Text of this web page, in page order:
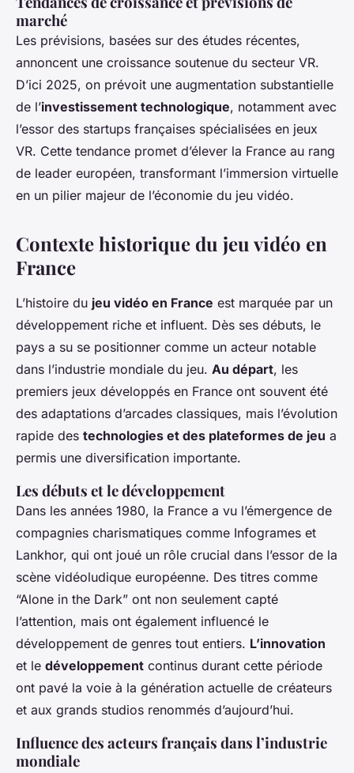
marché
Les prévisions, basées sur des études récentes,
annoncent une croissance soutenue du secteur VR.
D’ici 2025, on prévoit une augmentation substantielle
de l’investissement technologique, notamment avec
l’essor des startups françaises spécialisées en jeux
VR. Cette tendance promet d’élever la France au rang
de leader européen, transformant l’immersion virtuelle
en un pilier majeur de l’économie du jeu vidéo.
Contexte historique du jeu vidéo en
France
L’histoire du jeu vidéo en France est marquée par un
développement riche et influent. Dès ses débuts, le
pays a su se positionner comme un acteur notable
dans l’industrie mondiale du jeu. Au départ, les
premiers jeux développés en France ont souvent été
des adaptations d’arcades classiques, mais l’évolution
rapide des technologies et des plateformes de jeu a
permis une diversification importante.
Les débuts et le développement
Dans les années 1980, la France a vu l’émergence de
compagnies charismatiques comme Infogrames et
Lankhor, qui ont joué un rôle crucial dans l’essor de la
scène vidéoludique européenne. Des titres comme
“Alone in the Dark” ont non seulement capté
l’attention, mais ont également influencé le
développement de genres tout entiers. L’innovation
et le développement continus durant cette période
ont pavé la voie à la génération actuelle de créateurs
et aux grands studios renommés d’aujourd’hui.
Influence des acteurs français dans l’industrie
mondiale